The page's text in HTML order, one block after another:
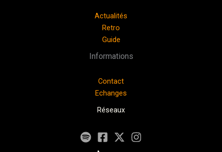
Actualités
Retro
Guide
Informations
Contact
Echanges
Réseaux